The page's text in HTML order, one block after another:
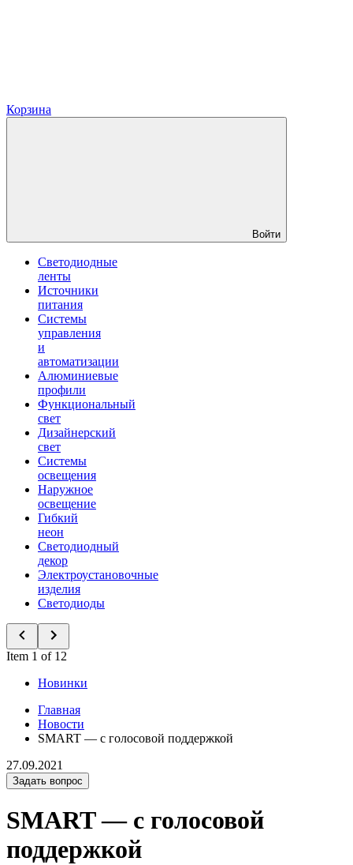
Корзина
Войти
Светодиодные
ленты
Источники
питания
Системы
управления
и
автоматизации
Алюминиевые
профили
Функциональный
свет
Дизайнерский
свет
Системы
освещения
Наружное
освещение
Гибкий
неон
Светодиодный
декор
Электроустановочные
изделия
Светодиоды
Item 1 of 12
Новинки
Главная
Новости
SMART — с голосовой поддержкой
27.09.2021
Задать вопрос
SMART — с голосовой
поддержкой